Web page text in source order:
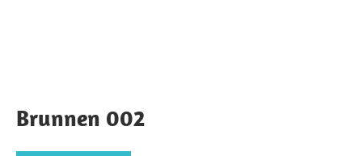
Brunnen 002